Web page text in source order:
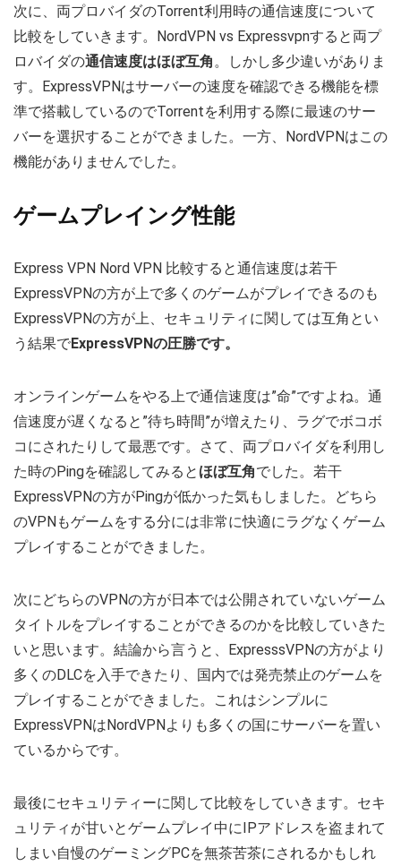
次に、両プロバイダのTorrent利用時の通信速度について
比較をしていきます。NordVPN vs Expressvpnすると両プ
ロバイダの通信速度はほぼ互角。しかし多少違いがありま
す。ExpressVPNはサーバーの速度を確認できる機能を標
準で搭載しているのでTorrentを利用する際に最速のサー
バーを選択することができました。一方、NordVPNはこの
機能がありませんでした。
ゲームプレイング性能
Express VPN Nord VPN 比較すると通信速度は若干
ExpressVPNの方が上で多くのゲームがプレイできるのも
ExpressVPNの方が上、セキュリティに関しては互角とい
う結果でExpressVPNの圧勝です。
オンラインゲームをやる上で通信速度は”命”ですよね。通
信速度が遅くなると”待ち時間”が増えたり、ラグでボコボ
コにされたりして最悪です。さて、両プロバイダを利用し
た時のPingを確認してみると ほぼ互角でした。若干
ExpressVPNの方がPingが低かった気もしました。どちら
のVPNもゲームをする分には非常に快適にラグなくゲーム
プレイすることができました。
次にどちらのVPNの方が日本では公開されていないゲーム
タイトルをプレイすることができるのかを比較していきた
いと思います。結論から言うと、ExpresssVPNの方がより
多くのDLCを入手できたり、国内では発売禁止のゲームを
プレイすることができました。これはシンプルに
ExpressVPNはNordVPNよりも多くの国にサーバーを置い
ているからです。
最後にセキュリティーに関して比較をしていきます。セキ
ュリティが甘いとゲームプレイ中にIPアドレスを盗まれて
しまい自慢のゲーミングPCを無茶苦茶にされるかもしれ